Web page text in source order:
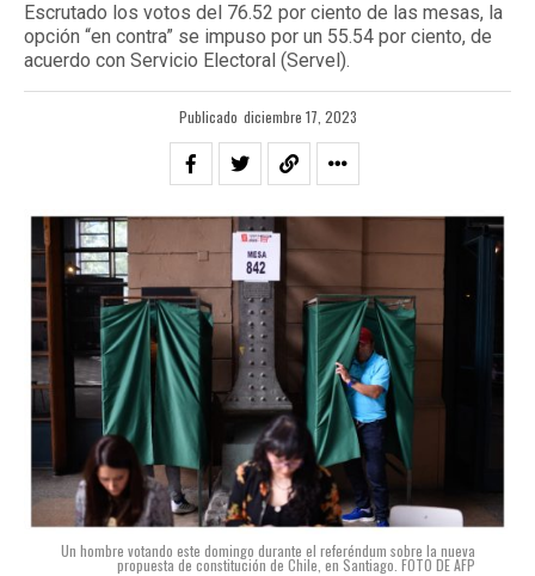
Escrutado los votos del 76.52 por ciento de las mesas, la
opción “en contra” se impuso por un 55.54 por ciento, de
acuerdo con Servicio Electoral (Servel).
Publicado diciembre 17, 2023
Un hombre votando este domingo durante el referéndum sobre la nueva
propuesta de constitución de Chile, en Santiago. FOTO DE AFP